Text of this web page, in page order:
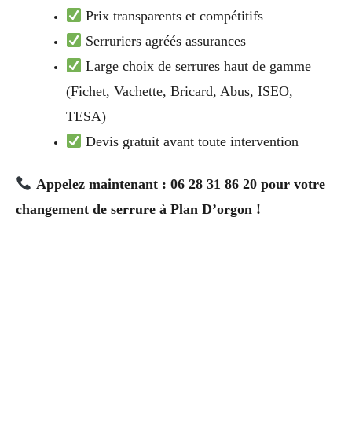
Prix transparents et compétitifs
Serruriers agréés assurances
Large choix de serrures haut de gamme
(Fichet, Vachette, Bricard, Abus, ISEO,
TESA)
Devis gratuit avant toute intervention
Appelez maintenant : 06 28 31 86 20 pour votre
changement de serrure à Plan D’orgon !